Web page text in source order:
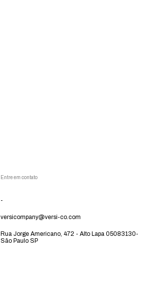
Entre em contato
-
versicompany@versi-co.com
Rua Jorge Americano, 472 - Alto Lapa 05083130-
São Paulo SP